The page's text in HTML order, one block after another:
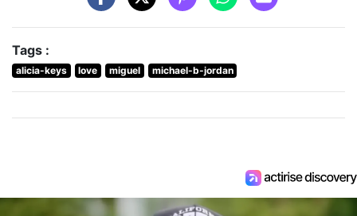
Tags :
alicia-keys love miguel michael-b-jordan